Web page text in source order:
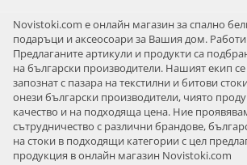
Novistoki.com e онлайн магазин за спално
подаръци и аксеосоари за Вашия дом. Работи
Предлаганите артикули и продукти са
на български производители. Нашият екип
запознат с пазара на текстилни и битови
онези български производители, чиято
качество и на подходяща цена. Ние
сътрудничество с различни брандове,
на стоки в подходящи категории с цел
продукция в онлайн магазин Novistoki.com